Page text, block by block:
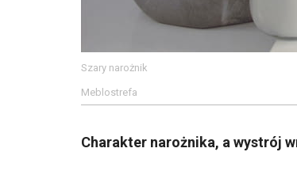
Szary narożnik
Meblostrefa
Charakter narożnika, a wystrój